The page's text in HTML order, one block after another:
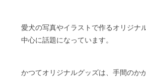
愛犬の写真やイラストで作るオリジナ
中心に話題になっています。
かつてオリジナルグッズは、手間のか